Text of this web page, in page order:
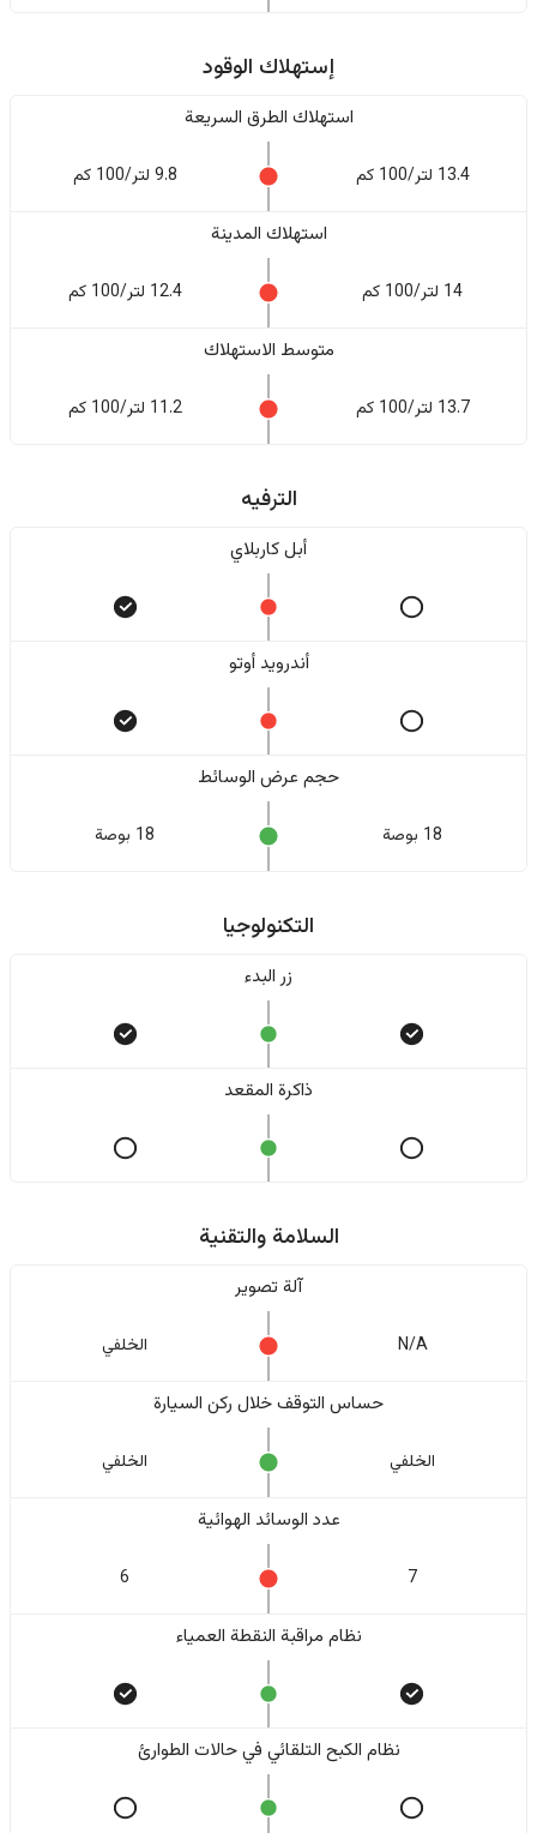
إستهلاك الوقود
استهلاك الطرق السريعة
13.4 لتر/100 كم 9.8 لتر/100 كم
استهلاك المدينة
14 لتر/100 كم 12.4 لتر/100 كم
متوسط الاستهلاك
13.7 لتر/100 كم 11.2 لتر/100 كم
الترفيه
أبل كاربلاي
أندرويد أوتو
حجم عرض الوسائط
18 بوصة 18 بوصة
التكنولوجيا
زر البدء
ذاكرة المقعد
السلامة والتقنية
آلة تصوير
N/A الخلفي
حساس التوقف خلال ركن السيارة
الخلفي الخلفي
عدد الوسائد الهوائية
7
6
نظام مراقبة النقطة العمياء
نظام الكبح التلقائي في حالات الطوارئ